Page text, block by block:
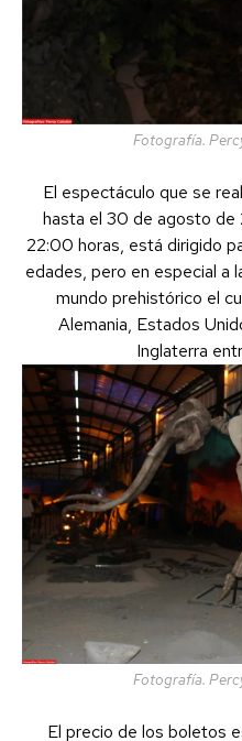
Fotografía.
El espectáculo que se
hasta el 30 de agosto
22:00 horas, está dirigido
edades, pero en especial a
mundo prehistórico el
Alemania, Estados
Inglaterra
Fotografía.
El precio de los boletos